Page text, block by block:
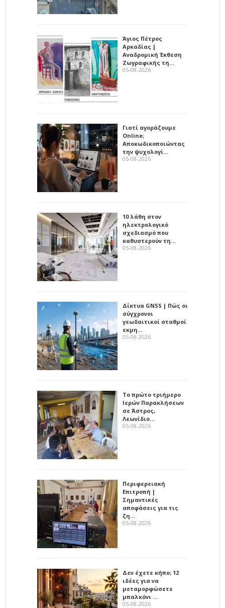
Άγιος Πέτρος
Αρκαδίας |
Αναδρομική Έκθεση
Ζωγραφικής τη…
05-08-2026
Γιατί αγοράζουμε
Online;
Αποκωδικοποιώντας
την ψυχολογί…
05-08-2026
10 λάθη στον
ηλεκτρολογικό
σχεδιασμό που
καθυστερούν τη…
05-08-2026
Δίκτυα GNSS | Πώς οι
σύγχρονοι
γεωδαιτικοί σταθμοί
εκμη…
05-08-2026
Το πρώτο τριήμερο
Ιερών Παρακλήσεων
σε Άστρος,
Λεωνίδιο…
05-08-2026
Περιφερειακή
Επιτροπή |
Σημαντικές
αποφάσεις για τις
ζη…
05-08-2026
Δεν έχετε κήπο; 12
ιδέες για να
μεταμορφώσετε
μπαλκόνι …
05-08-2026